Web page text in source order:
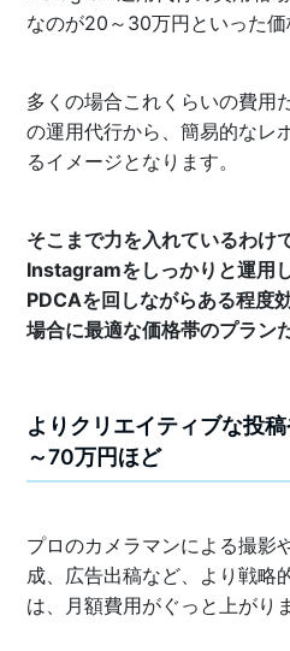
なのが20～30万円といった価
多くの場合これくらいの費用
の運用代行から、簡易的なレ
るイメージとなります。
そこまで力を入れているわけ
Instagramをしっかりと運用
PDCAを回しながらある程度
場合に最適な価格帯のプラン
よりクリエイティブな投
～70万円ほど
プロのカメラマンによる撮影
成、広告出稿など、より戦略
は、月額費用がぐっと上がり